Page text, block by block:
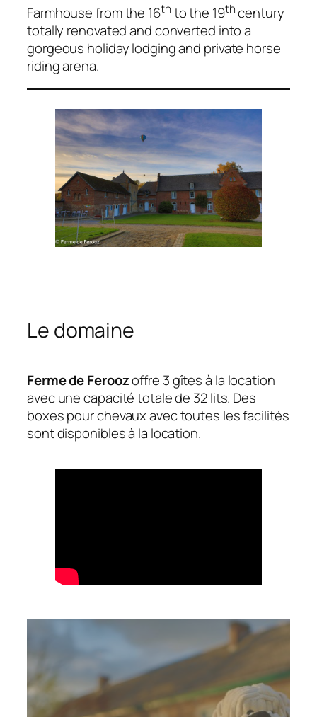
Farmhouse from the 16th to the 19thcentury
totally renovated and converted into a
gorgeous holiday lodging and private horse
riding arena.
Le domaine
Ferme de Feroozoffre 3 gîtes à la location
avec une capacité totale de 32 lits. Des
boxes pour chevaux avec toutes les facilités
sont disponibles à la location.